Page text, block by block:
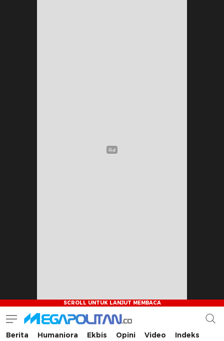
Megapolitan.co
Menyajikan berita-berita fakta bagi pembaca
Berita Humaniora Ekbis Opini Video Indeks